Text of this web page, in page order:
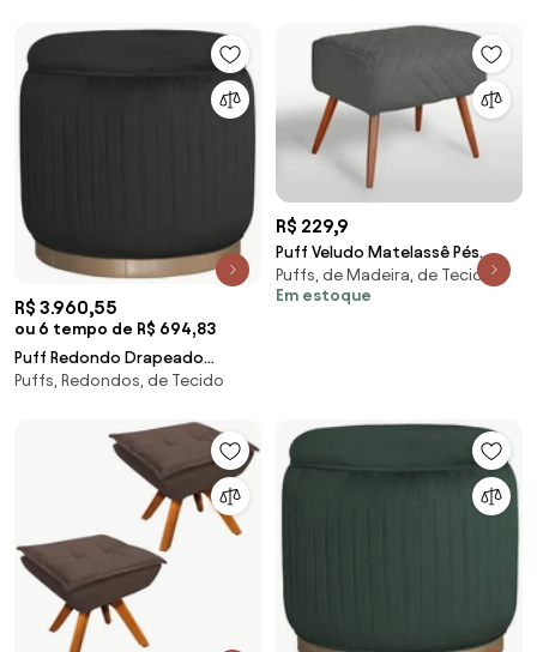
R$ 3.960,55
ou 6 tempo de R$ 694,83
Puff Redondo Drapeado
Estofado Nuni - Dourado Soleil
Puffs, Redondos, de Tecido
R$ 229,9
Puff Veludo Matelassê Pés
Palito Madeira Eucalipto Cinza
Puffs, de Madeira, de Tecido
Em estoque